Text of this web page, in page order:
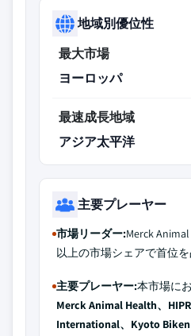
地域別優位性
最大市場
ヨーロッパ
最速成長地域
アジア太平洋
主要プレーヤー
市場リーダー:Merck
以上の市場シェアで首位を
主要プレーヤー:本市場に
Merck Animal Health、
International、Kyoto